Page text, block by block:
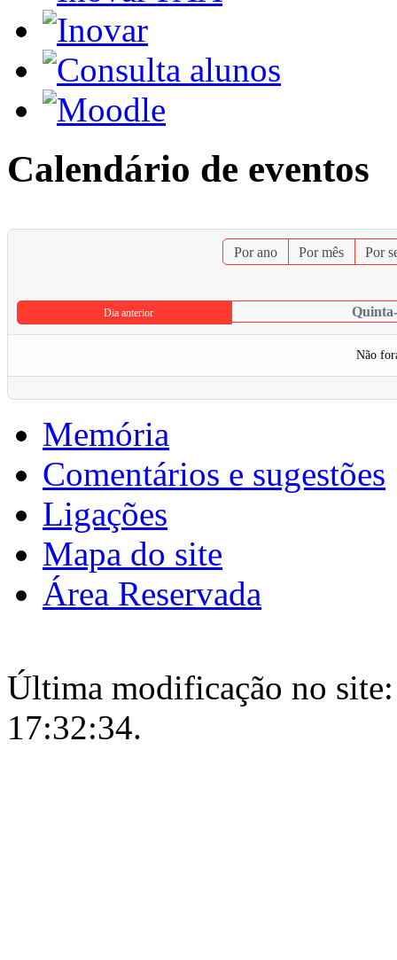
Calendário de eventos
Por ano Por mês Por
Dia anterior
Não
Memória
Comentários e sugestões
Ligações
Mapa do site
Área Reservada
Última modificação no
17:32:34.